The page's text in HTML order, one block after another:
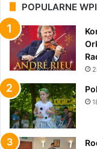
POPULARNE